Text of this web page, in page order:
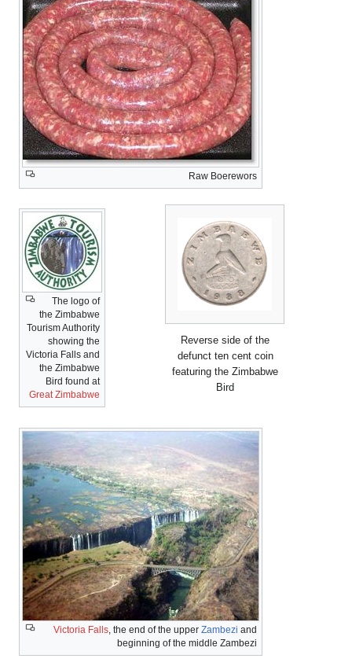
Raw Boerewors
The logo of
the Zimbabwe
Tourism Authority
showing the
Victoria Falls and
the Zimbabwe
Bird found at
Great Zimbabwe
Victoria Falls , the end of the upper Zambezi and
beginning of the middle Zambezi
Reverse side of the
defunct ten cent coin
featuring the Zimbabwe
Bird